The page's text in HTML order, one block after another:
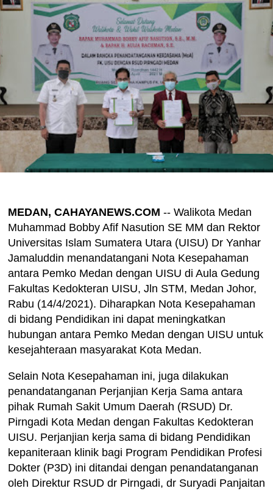
MEDAN, CAHAYANEWS.COM -- Walikota Medan
Muhammad Bobby Afif Nasution SE MM dan Rektor
Universitas Islam Sumatera Utara (UISU) Dr Yanhar
Jamaluddin menandatangani Nota Kesepahaman
antara Pemko Medan dengan UISU di Aula Gedung
Fakultas Kedokteran UISU, Jln STM, Medan Johor,
Rabu (14/4/2021). Diharapkan Nota Kesepahaman
di bidang Pendidikan ini dapat meningkatkan
hubungan antara Pemko Medan dengan UISU untuk
kesejahteraan masyarakat Kota Medan.
Selain Nota Kesepahaman ini, juga dilakukan
penandatanganan Perjanjian Kerja Sama antara
pihak Rumah Sakit Umum Daerah (RSUD) Dr.
Pirngadi Kota Medan dengan Fakultas Kedokteran
UISU. Perjanjian kerja sama di bidang Pendidikan
kepaniteraan klinik bagi Program Pendidikan Profesi
Dokter (P3D) ini ditandai dengan penandatanganan
oleh Direktur RSUD dr Pirngadi, dr Suryadi Panjaitan